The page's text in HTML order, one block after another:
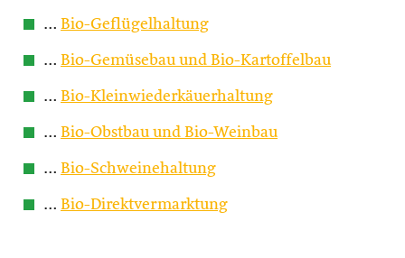
… Bio-Geflügelhaltung
… Bio-Gemüsebau und Bio-Kartoffelbau
… Bio-Kleinwiederkäuerhaltung
… Bio-Obstbau und Bio-Weinbau
… Bio-Schweinehaltung
… Bio-Direktvermarktung